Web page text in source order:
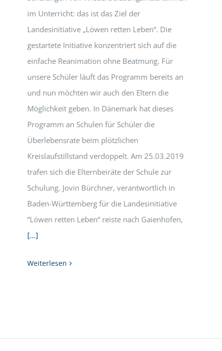
im Unterricht: das ist das Ziel der
Landesinitiative „Löwen retten Leben“. Die
gestartete Initiative konzentriert sich auf die
einfache Reanimation ohne Beatmung. Für
unsere Schüler läuft das Programm bereits an
und nun möchten wir auch den Eltern die
Möglichkeit geben. In Dänemark hat dieses
Programm an Schulen für Schüler die
Überlebensrate beim plötzlichen
Kreislaufstillstand verdoppelt. Am 25.03.2019
trafen sich die Elternbeiräte der Schule zur
Schulung. Jovin Bürchner, verantwortlich in
Baden-Württemberg für die Landesinitiative
“Löwen retten Leben“ reiste nach Gaienhofen,
[...]
Weiterlesen